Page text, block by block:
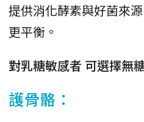
提供消化酵素與好菌來
更平衡。
對乳糖敏感者 可選擇無
護骨骼：